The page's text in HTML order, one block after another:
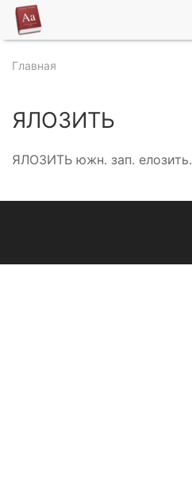
Главная
ЯЛОЗИТЬ
ЯЛОЗИТЬ южн. зап. елозить.